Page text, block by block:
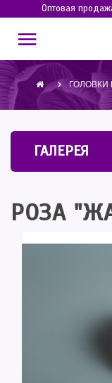
Оптовая
ГОЛОВКИ
ГАЛЕРЕЯ
РОЗА